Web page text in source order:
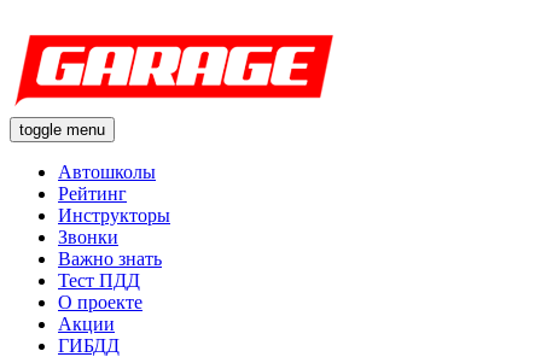
toggle menu
Автошколы
Рейтинг
Инструкторы
Звонки
Важно знать
Тест ПДД
О проекте
Акции
ГИБДД